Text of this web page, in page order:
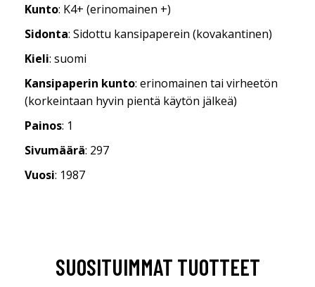
Kunto: K4+ (erinomainen +)
Sidonta: Sidottu kansipaperein (kovakantinen)
Kieli: suomi
Kansipaperin kunto: erinomainen tai virheetön
(korkeintaan hyvin pientä käytön jälkeä)
Painos: 1
Sivumäärä: 297
Vuosi: 1987
SUOSITUIMMAT TUOTTEET